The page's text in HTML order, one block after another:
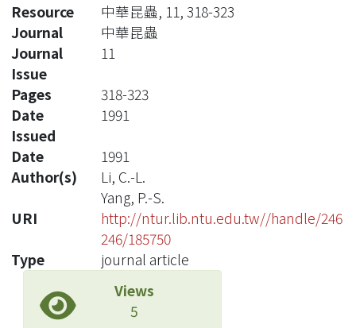
Resource
中華昆蟲, 11, 318-323
Journal
中華昆蟲
Journal
Issue
11
Pages
318-323
Date
Issued
1991
Date
1991
Author(s)
Li, C.-L.
Yang, P.-S.
URI
http://ntur.lib.ntu.edu.tw//handle/246
246/185750
Type
journal article
Views
5